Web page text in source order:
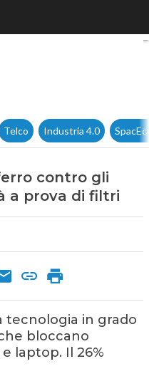
pugno di ferro
Telco Industria 4.0
contro gli
a prova di filtri
tecnologia in grado
bloccano
laptop. Il 26%